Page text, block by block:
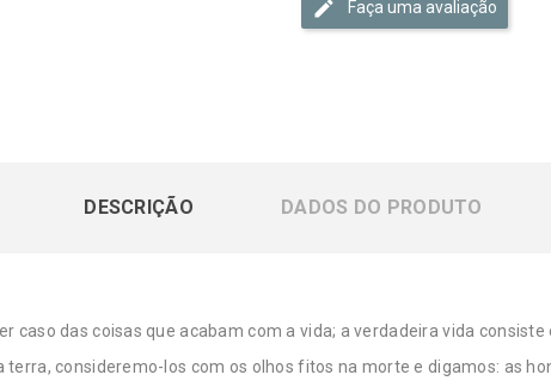
Faça uma avaliação
DESCRIÇÃO DADOS DO PRODUTO
caso das coisas que acabam com a vida; a verdadeira vida
consideremo-los com os olhos fitos na morte e digamos: as